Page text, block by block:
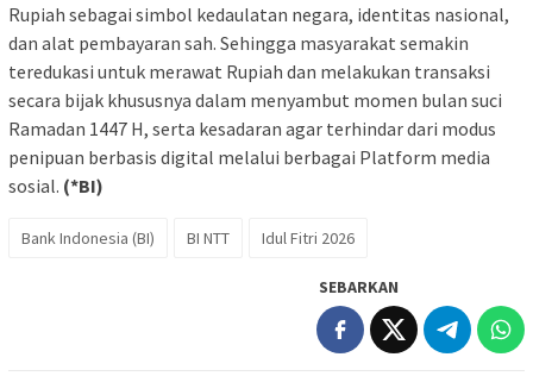
Rupiah sebagai simbol kedaulatan negara, identitas nasional,
dan alat pembayaran sah. Sehingga masyarakat semakin
teredukasi untuk merawat Rupiah dan melakukan transaksi
secara bijak khususnya dalam menyambut momen bulan suci
Ramadan 1447 H, serta kesadaran agar terhindar dari modus
penipuan berbasis digital melalui berbagai Platform media
sosial. (*BI)
Bank Indonesia (BI) BI NTT Idul Fitri 2026
SEBARKAN